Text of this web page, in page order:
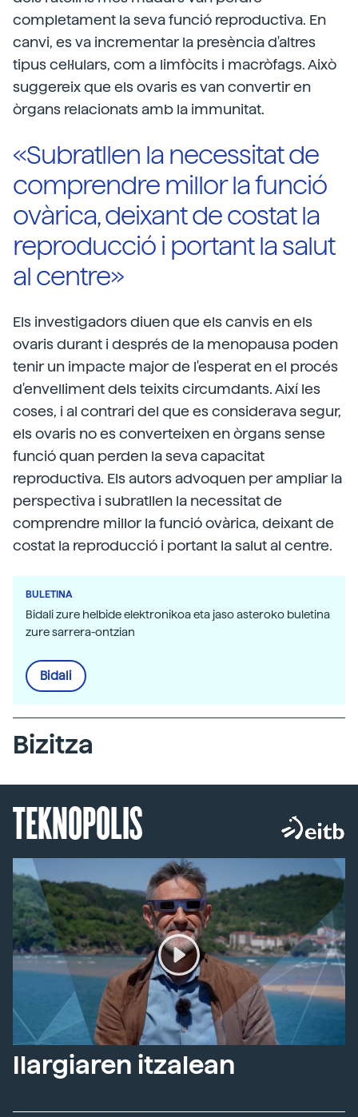
completament la seva funció reproductiva. En
canvi, es va incrementar la presència d'altres
tipus cel·lulars, com a limfòcits i macròfags. Això
suggereix que els ovaris es van convertir en
òrgans relacionats amb la immunitat.
«Subratllen la necessitat de
comprendre millor la funció
ovàrica, deixant de costat la
reproducció i portant la salut
al centre»
Els investigadors diuen que els canvis en els
ovaris durant i després de la menopausa poden
tenir un impacte major de l'esperat en el procés
d'envelliment dels teixits circumdants. Així les
coses, i al contrari del que es considerava segur,
els ovaris no es converteixen en òrgans sense
funció quan perden la seva capacitat
reproductiva. Els autors advoquen per ampliar la
perspectiva i subratllen la necessitat de
comprendre millor la funció ovàrica, deixant de
costat la reproducció i portant la salut al centre.
BULETINA
Bidali zure helbide elektronikoa eta jaso asteroko buletina
zure sarrera-ontzian
Bidali
Bizitza
TEKNOPOLIS
Ilargiaren itzalean